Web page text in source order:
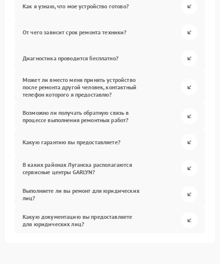
Как я узнаю, что мое устройство готово?
От чего зависит срок ремонта техники?
Диагностика проводится бесплатно?
Может ли вместо меня принять устройство
после ремонта другой человек, контактный
телефон которого я предоставлю?
Возможно ли получать обратную связь в
процессе выполнения ремонтных работ?
Какую гарантию вы предоставляете?
В каких районах Луганска располагаются
сервисные центры GARLYN?
Выполняете ли вы ремонт для юридических
лиц?
Какую документацию вы предоставляете
для юридических лиц?